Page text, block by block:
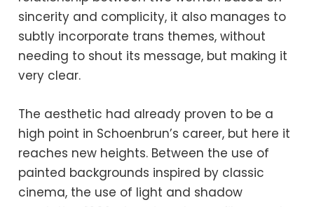
sincerity and complicity, it also manages to
subtly incorporate trans themes, without
needing to shout its message, but making it
very clear.
The aesthetic had already proven to be a
high point in Schoenbrun’s career, but here it
reaches new heights. Between the use of
painted backgrounds inspired by classic
cinema, the use of light and shadow